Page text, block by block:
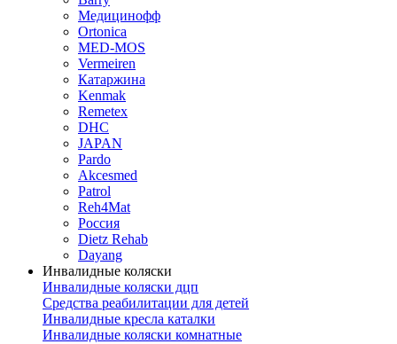
Медицинофф
Ortonica
MED-MOS
Vermeiren
Катаржина
Kenmak
Remetex
DHC
JAPAN
Pardo
Akcesmed
Patrol
Reh4Mat
Россия
Dietz Rehab
Dayang
Инвалидные коляски
Инвалидные коляски дцп
Средства реабилитации для детей
Инвалидные кресла каталки
Инвалидные коляски комнатные